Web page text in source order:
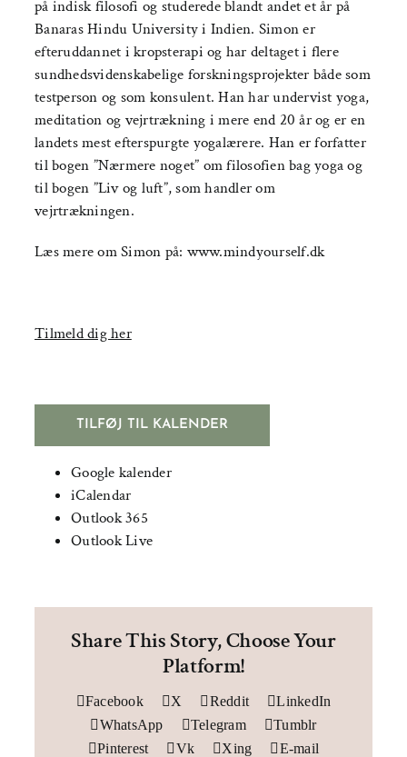
på indisk filosofi og studerede blandt andet et år på
Banaras Hindu University i Indien. Simon er
efteruddannet i kropsterapi og har deltaget i flere
sundhedsvidenskabelige forskningsprojekter både som
testperson og som konsulent. Han har undervist yoga,
meditation og vejrtrækning i mere end 20 år og er en
landets mest efterspurgte yogalærere. Han er forfatter
til bogen ”Nærmere noget” om filosofien bag yoga og
til bogen ”Liv og luft”, som handler om
vejrtrækningen.
Læs mere om Simon på: www.mindyourself.dk
Tilmeld dig her
TILFØJ TIL KALENDER
Google kalender
iCalendar
Outlook 365
Outlook Live
Share This Story, Choose Your
Platform!
Facebook X Reddit
LinkedIn
WhatsApp
Telegram
Tumblr
Pinterest
Vk Xing E-mail